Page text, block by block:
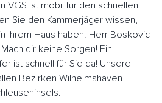
VGS ist mobil für den schnellen
Sie den Kammerjäger wissen,
Ihrem Haus haben. Herr Boskovic
dir keine Sorgen! Ein
ist schnell für Sie da! Unsere
Bezirken Wilhelmshaven